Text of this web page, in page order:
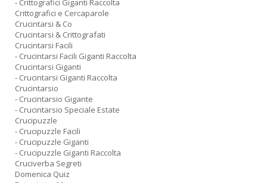
- Crittografici Giganti Raccolta
Crittografici e Cercaparole
Crucintarsi & Co
Crucintarsi & Crittografati
Crucintarsi Facili
- Crucintarsi Facili Giganti Raccolta
Crucintarsi Giganti
- Crucintarsi Giganti Raccolta
Crucintarsio
- Crucintarsio Gigante
- Crucintarsio Speciale Estate
Crucipuzzle
- Crucipuzzle Facili
- Crucipuzzle Giganti
- Crucipuzzle Giganti Raccolta
Cruciverba Segreti
Domenica Quiz